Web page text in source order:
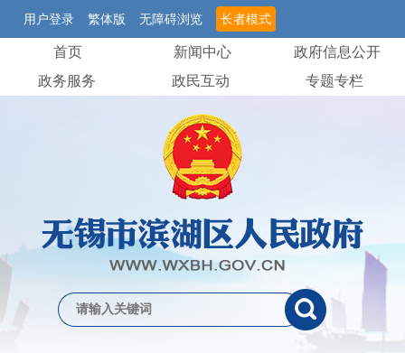
用户登录 繁体版 无障碍浏览 长者模式
首页 新闻中心
政府信息公开
政务服务
政民互动 专题专栏